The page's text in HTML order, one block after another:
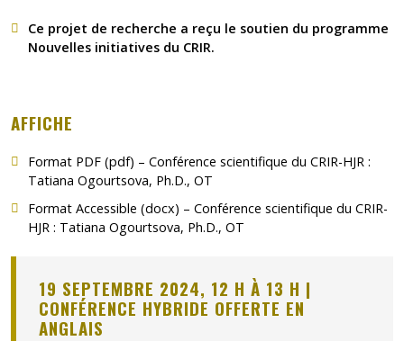
Ce projet de recherche a reçu le soutien du programme
Nouvelles initiatives du CRIR.
AFFICHE
Format PDF (pdf) – Conférence scientifique du CRIR-HJR :
Tatiana Ogourtsova, Ph.D., OT
Format Accessible (docx) – Conférence scientifique du CRIR-
HJR : Tatiana Ogourtsova, Ph.D., OT
19 SEPTEMBRE 2024, 12 H À 13 H |
CONFÉRENCE HYBRIDE OFFERTE EN
ANGLAIS